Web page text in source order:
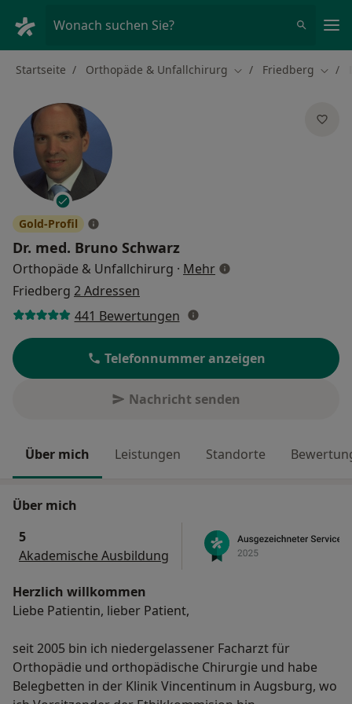
Wonach suchen Sie?
Startseite Orthopäde & Unfallchirurg Stadt ändern
Friedberg Stadt
Gold-Profil
Dr. med. Bruno Schwarz
Orthopäde & Unfallchirurg · Mehrüber Spezialisierungen
Friedberg 2 Adressen
441 Bewertungen
Telefonnummer anzeigen
Nachricht senden
Über mich Leistungen Standorte
Über mich
5
Akademische Ausbildung
Herzlich willkommen
Liebe Patientin, lieber Patient,
seit 2005 bin ich niedergelassener Facharzt für
Orthopädie und orthopädische Chirurgie und habe
Belegbetten in der Klinik Vincentinum in Augsburg, wo